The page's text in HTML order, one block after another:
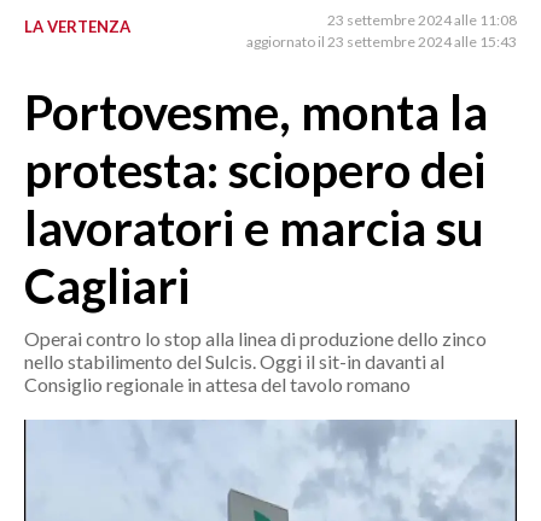
SULCIS IGLESIENTE
SASSARI E PROVINCIA
GALLURA
NUORO E PROVINCIA
OGLIASTRA
AGENDA
ITALIA
LA VERTENZA
23 settembre 2024 alle 11:08
aggiornato il 23 settembre 2024 alle 15:43
Portovesme, monta la
protesta: sciopero dei
lavoratori e marcia su
Cagliari
Operai contro lo stop alla linea di produzione dello zinco
nello stabilimento del Sulcis. Oggi il sit-in davanti al
Consiglio regionale in attesa del tavolo romano